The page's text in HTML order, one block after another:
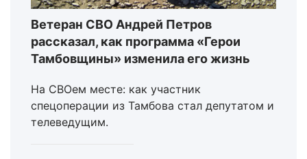
Ветеран СВО Андрей Петров
рассказал, как программа «Герои
Тамбовщины» изменила его жизнь
На СВОем месте: как участник
спецоперации из Тамбова стал депутатом и
телеведущим.